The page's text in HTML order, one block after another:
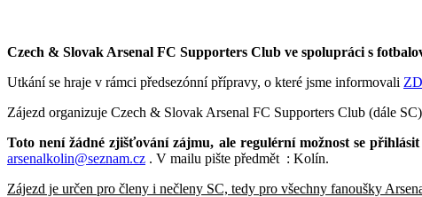
Czech & Slovak Arsenal FC Supporters Club ve spolupráci s
Utkání se hraje v rámci předsezónní přípravy, o které jsme informovali
Zájezd organizuje Czech & Slovak Arsenal FC Supporters Club (dále
Toto není žádné zjišťování zájmu, ale regulérní možnost se
arsenalkolin@seznam.cz . V mailu pište předmět : Kolín.
Zájezd je určen pro členy i nečleny SC, tedy pro všechny fanoušky